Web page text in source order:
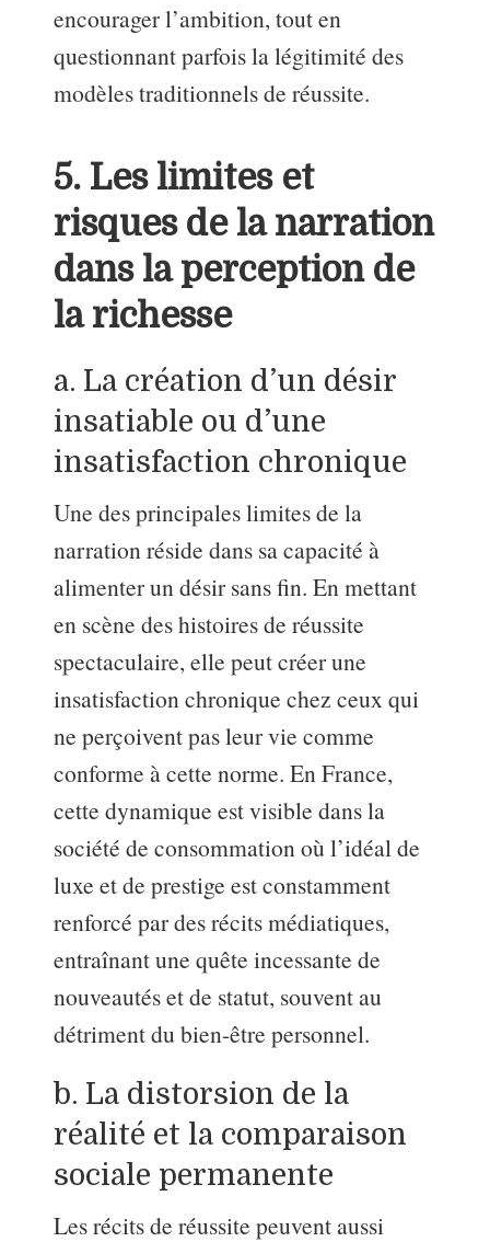
encourager l’ambition, tout en
questionnant parfois la légitimité des
modèles traditionnels de réussite.
5. Les limites et
risques de la narration
dans la perception de
la richesse
a. La création d’un désir
insatiable ou d’une
insatisfaction chronique
Une des principales limites de la
narration réside dans sa capacité à
alimenter un désir sans fin. En mettant
en scène des histoires de réussite
spectaculaire, elle peut créer une
insatisfaction chronique chez ceux qui
ne perçoivent pas leur vie comme
conforme à cette norme. En France,
cette dynamique est visible dans la
société de consommation où l’idéal de
luxe et de prestige est constamment
renforcé par des récits médiatiques,
entraînant une quête incessante de
nouveautés et de statut, souvent au
détriment du bien-être personnel.
b. La distorsion de la
réalité et la comparaison
sociale permanente
Les récits de réussite peuvent aussi